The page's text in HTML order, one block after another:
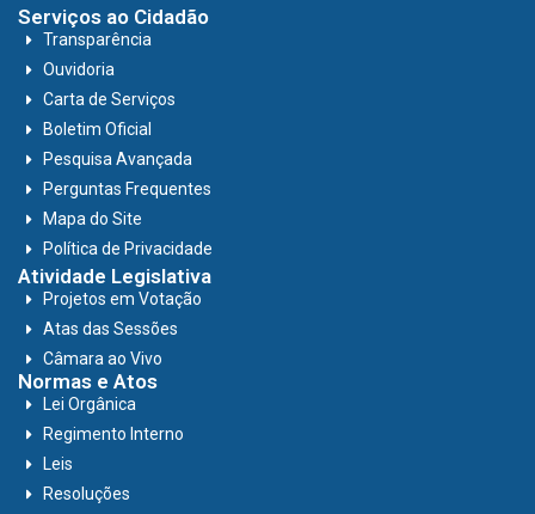
Serviços ao Cidadão
Transparência
Ouvidoria
Carta de Serviços
Boletim Oficial
Pesquisa Avançada
Perguntas Frequentes
Mapa do Site
Política de Privacidade
Atividade Legislativa
Projetos em Votação
Atas das Sessões
Câmara ao Vivo
Normas e Atos
Lei Orgânica
Regimento Interno
Leis
Resoluções